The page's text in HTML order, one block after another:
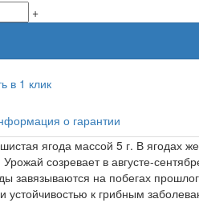
+
в 1 клик
о гарантии
ягода массой 5 г. В ягодах
созревает в августе-
завязываются на побегах
устойчивостью к грибным